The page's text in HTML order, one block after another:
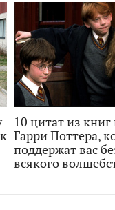
10 цитат из книг
Гарри Поттера,
поддержат вас
всякого